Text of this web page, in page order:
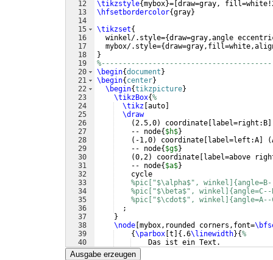
12
13
14
15
16
17
18
19
20
21
22
23
24
25
26
27
28
29
30
31
32
33
34
35
36
37
38
39
40
41
\tikzstyle{mybox}= draw=gray,
\hfsetbordercolor{gray}
\tikzset{
  winkel/.style=
{draw=gray,angle
  mybox/.style=
{
}
\begin{document }
\begin{ center}
\begin{tikzpicture}
\tikzBox{%
\tikz auto
\draw
(2.5,0) coordinate label=right:B
    -- node
{ $h$}
( -1,0) coordinate label=left:A (
    -- node
{ $g$}
(0,2) coordinate
label=above
    -- node
{ $a$}
    cycle
%pic["$\alpha$",
%pic["$\beta$", winkel]{angle=C--
%pic["$\cdot$", winkel]{angle=A--
  ;
}
\node mybox,rounded corners,font=
{\parbox t { .6\linewidth}{%
    Das ist ein Text.
Ausgabe erzeugen